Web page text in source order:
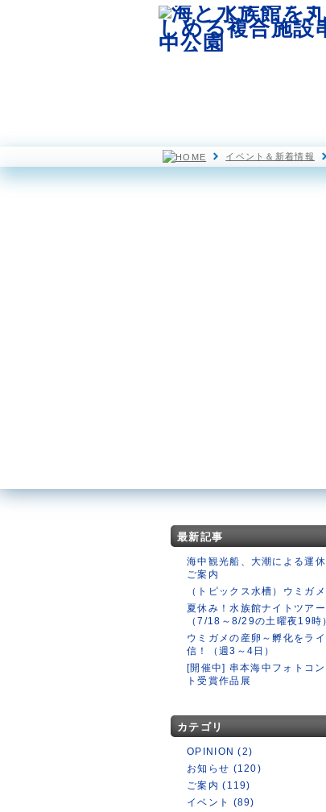
イベント＆新着情報
最新記事
海中観光船、大潮による運
ご案内
（トピックス水槽）ウミガ
夏休み！水族館ナイトツアー
（7/18～8/29の土曜夜19時
ウミガメの産卵～孵化をラ
信！（週3～4日）
[開催中] 串本海中フォトコン
ト受賞作品展
カテゴリ
OPINION (2)
お知らせ (120)
ご案内 (119)
イベント (89)